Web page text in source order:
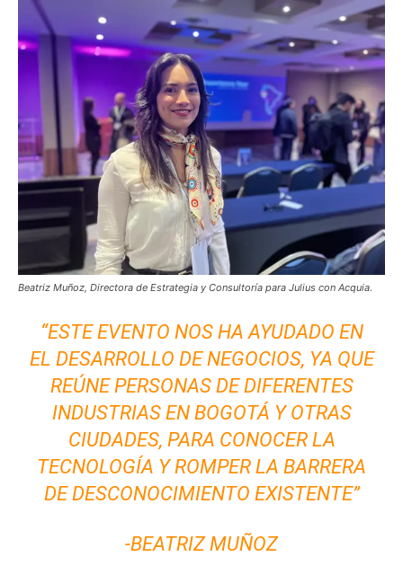
Beatriz Muñoz, Directora de Estrategia y Consultoría para Julius con Acquia.
“ESTE EVENTO NOS HA AYUDADO EN
EL DESARROLLO DE NEGOCIOS, YA QUE
REÚNE PERSONAS DE DIFERENTES
INDUSTRIAS EN BOGOTÁ Y OTRAS
CIUDADES, PARA CONOCER LA
TECNOLOGÍA Y ROMPER LA BARRERA
DE DESCONOCIMIENTO EXISTENTE”
-BEATRIZ MUÑOZ